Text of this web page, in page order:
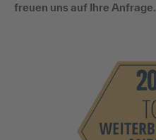
freuen uns auf Ihre Anfrage.